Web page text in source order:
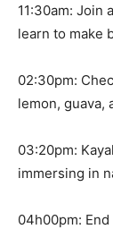
11:30am: Join
learn to make
02:30pm:
lemon, guava,
03:20pm:
immersing in
04h00pm: